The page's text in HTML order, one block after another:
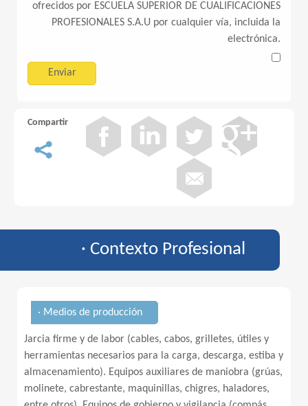
ofrecidos por ESCUELA SUPERIOR DE CUALIFICACIONES
PROFESIONALES S.A.U por cualquier vía, incluida la
electrónica.
Compartir
· Contexto Profesional
· Medios de producción
Jarcia firme y de labor (cables, cabos, grilletes, útiles y
herramientas necesarios para la carga, descarga, estiba y
almacenamiento). Equipos auxiliares de maniobra (grúas,
molinete, cabrestante, maquinillas, chigres, haladores,